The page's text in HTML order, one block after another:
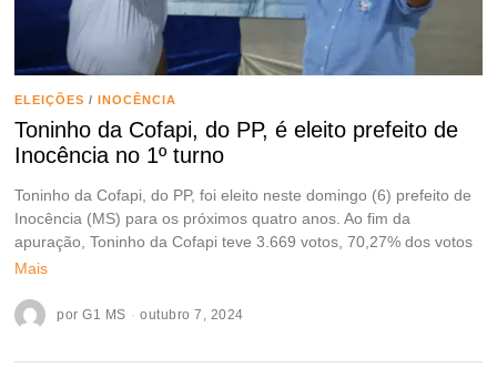
ELEIÇÕES / INOCÊNCIA
Toninho da Cofapi, do PP, é eleito prefeito de
Inocência no 1º turno
Toninho da Cofapi, do PP, foi eleito neste domingo (6) prefeito de
Inocência (MS) para os próximos quatro anos. Ao fim da
apuração, Toninho da Cofapi teve 3.669 votos, 70,27% dos votos
Mais
porG1 MS outubro 7, 2024